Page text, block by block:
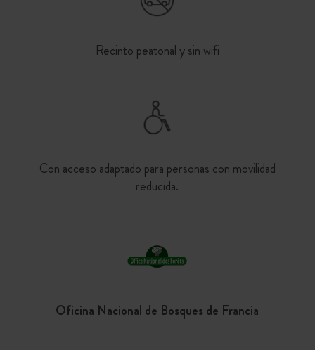
Recinto peatonal y sin wifi
Con acceso adaptado para personas con movilidad
reducida.
Oficina Nacional de Bosques de Francia